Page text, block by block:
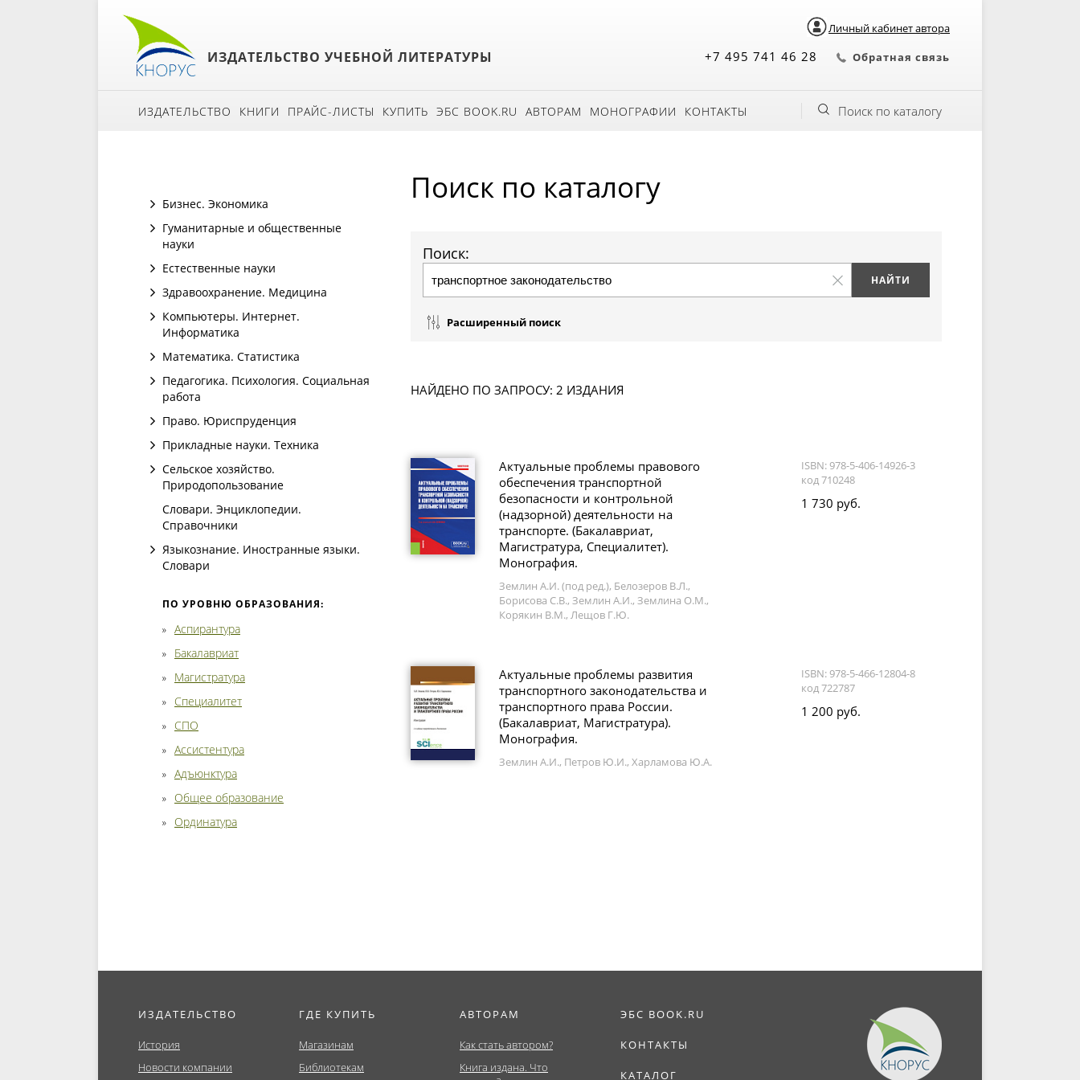
Личный кабинет автора
ИЗДАТЕЛЬСТВО УЧЕБНОЙ ЛИТЕРАТУРЫ +7 495 741 46 28 Обратная связь
ИЗДАТЕЛЬСТВО КНИГИ ПРАЙС-ЛИСТЫ КУПИТЬ ЭБС BOOK.RU АВТОРАМ МОНОГРАФИИ КОНТАКТЫ Поиск по каталогу
Бизнес. Экономика
Гуманитарные и общественные
науки
Естественные науки
Здравоохранение. Медицина
Компьютеры. Интернет.
Информатика
Математика. Статистика
Педагогика. Психология. Социальная
работа
Право. Юриспруденция
Прикладные науки. Техника
Сельское хозяйство.
Природопользование
Словари. Энциклопедии.
Справочники
Языкознание. Иностранные языки.
Словари
ПО УРОВНЮ ОБРАЗОВАНИЯ:
Аспирантура
Бакалавриат
Магистратура
Специалитет
СПО
Ассистентура
Адъюнктура
Общее образование
Ординатура
Поиск по каталогу
Поиск:
Расширенный поиск
НАЙДЕНО ПО ЗАПРОСУ: 2 ИЗДАНИЯ
Актуальные проблемы правового
обеспечения транспортной
безопасности и контрольной
(надзорной) деятельности на
транспорте. (Бакалавриат,
Магистратура, Специалитет).
Монография.
Землин А.И. (под ред.), Белозеров В.Л.,
Борисова С.В., Землин А.И., Землина О.М.,
Корякин В.М., Лещов Г.Ю.
ISBN: 978-5-406-14926-3
код 710248
1 730 руб.
Актуальные проблемы развития
транспортного законодательства и
транспортного права России.
(Бакалавриат, Магистратура).
Монография.
Землин А.И., Петров Ю.И., Харламова Ю.А.
ISBN: 978-5-466-12804-8
код 722787
1 200 руб.
ИЗДАТЕЛЬСТВО
История
Новости компании
ГДЕ КУПИТЬ
Магазинам
Библиотекам
АВТОРАМ
Как стать автором?
Книга издана. Что
ЭБС BOOK.RU
КОНТАКТЫ
КАТАЛОГ